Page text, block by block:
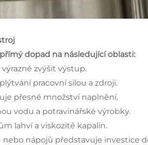
dopad na následující oblasti:
zvýšit výstup.
pracovní silou a zdroji.
přesné množství naplnění.
vodu a potravinářské výrobky.
lahví a viskozitě kapalin.
nápojů představuje investice